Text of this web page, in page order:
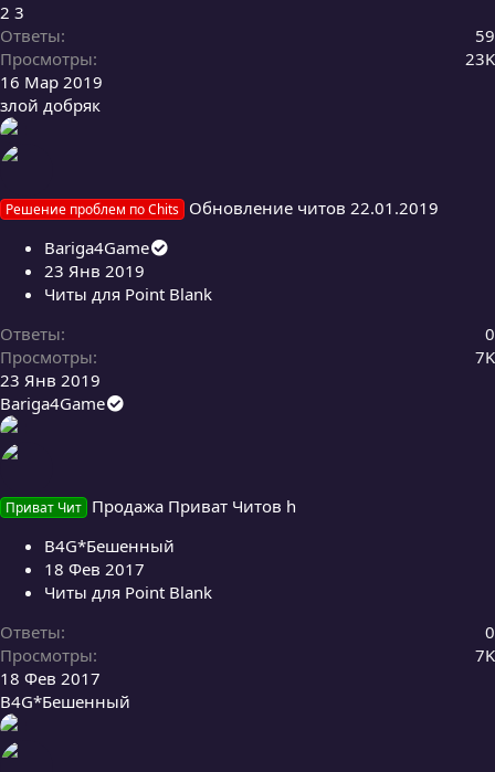
2 3
Ответы
59
Просмотры
23K
16 Мар 2019
злой добряк
Решение проблем по Chits Обновление читов 22.01.2019
Bariga4Game
23 Янв 2019
Читы для Point Blank
Ответы
0
Просмотры
7K
23 Янв 2019
Bariga4Game
Приват Чит Продажа Приват Читов h
B4G*Бешенный
18 Фев 2017
Читы для Point Blank
Ответы
0
Просмотры
7K
18 Фев 2017
B4G*Бешенный